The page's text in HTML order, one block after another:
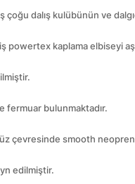
dalış kulübünün ve
powertex kaplama elbiseyi
fermuar bulunmaktadır.
çevresinde smooth
edilmiştir.